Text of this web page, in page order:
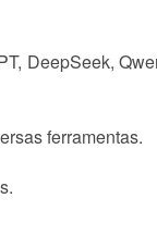
DeepSeek,
ferramentas.